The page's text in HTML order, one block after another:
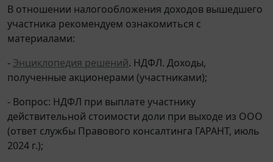
В отношении налогообложения доходов вышедшего
участника рекомендуем ознакомиться с
материалами:
- Энциклопедия решений. НДФЛ. Доходы,
полученные акционерами (участниками);
- Вопрос: НДФЛ при выплате участнику
действительной стоимости доли при выходе из ООО
(ответ службы Правового консалтинга ГАРАНТ, июль
2024 г.);